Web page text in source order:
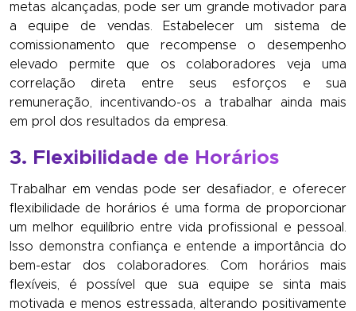
metas alcançadas, pode ser um grande motivador para
a equipe de vendas. Estabelecer um sistema de
comissionamento que recompense o desempenho
elevado permite que os colaboradores veja uma
correlação direta entre seus esforços e sua
remuneração, incentivando-os a trabalhar ainda mais
em prol dos resultados da empresa.
3. Flexibilidade de Horários
Trabalhar em vendas pode ser desafiador, e oferecer
flexibilidade de horários é uma forma de proporcionar
um melhor equilíbrio entre vida profissional e pessoal.
Isso demonstra confiança e entende a importância do
bem-estar dos colaboradores. Com horários mais
flexíveis, é possível que sua equipe se sinta mais
motivada e menos estressada, alterando positivamente